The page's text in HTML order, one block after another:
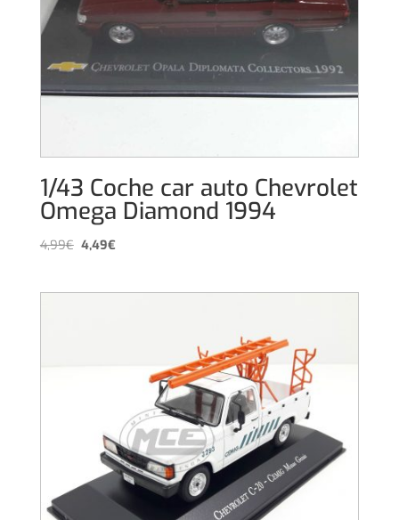
1/43 Coche car auto Chevrolet
Omega Diamond 1994
4,99€El4,49€El